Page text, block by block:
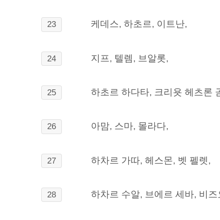
23 케데스, 하초르, 이트난,
24 지프, 텔렘, 브알롯,
25 하초르 하다타, 크리욧 헤츠론
26 아맘, 스마, 몰라다,
27 하차르 가따, 헤스몬, 벳 펠렛,
28 하차르 수알, 브에르 세바, 비즈